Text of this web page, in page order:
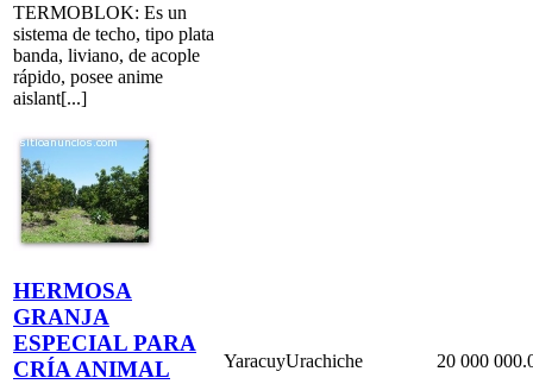
TERMOBLOK: Es un
sistema de techo, tipo plata
banda, liviano, de acople
rápido, posee anime
aislant[...]
HERMOSA
GRANJA
ESPECIAL PARA
CRÍA ANIMAL
YaracuyUrachiche 20 000